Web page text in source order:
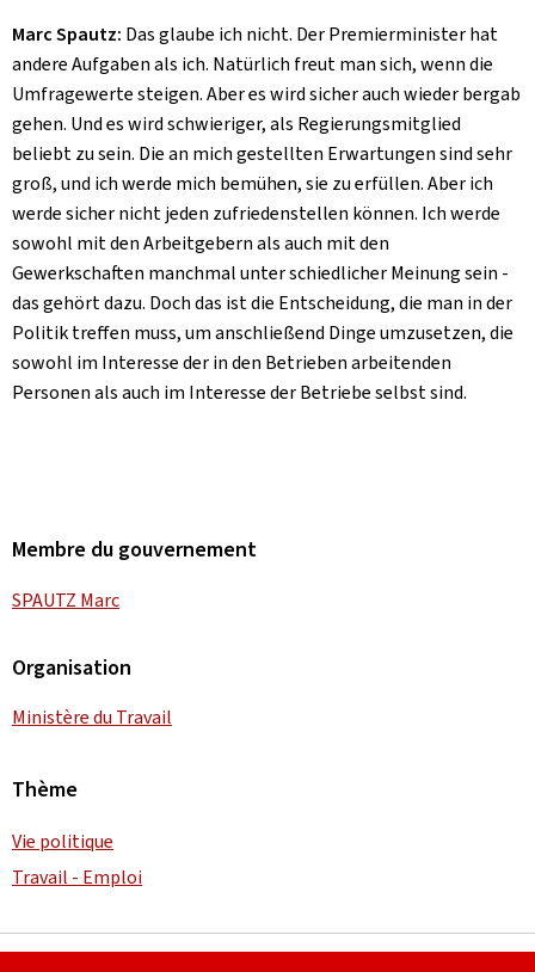
Marc Spautz: Das glaube ich nicht. Der Premierminister hat
andere Aufgaben als ich. Natürlich freut man sich, wenn die
Umfragewerte steigen. Aber es wird sicher auch wieder bergab
gehen. Und es wird schwieriger, als Regierungsmitglied
beliebt zu sein. Die an mich gestellten Erwartungen sind sehr
groß, und ich werde mich bemühen, sie zu erfüllen. Aber ich
werde sicher nicht jeden zufriedenstellen können. Ich werde
sowohl mit den Arbeitgebern als auch mit den
Gewerkschaften manchmal unter schiedlicher Meinung sein -
das gehört dazu. Doch das ist die Entscheidung, die man in der
Politik treffen muss, um anschließend Dinge umzusetzen, die
sowohl im Interesse der in den Betrieben arbeitenden
Personen als auch im Interesse der Betriebe selbst sind.
Membre du gouvernement
SPAUTZ Marc
Organisation
Ministère du Travail
Thème
Vie politique
Travail - Emploi